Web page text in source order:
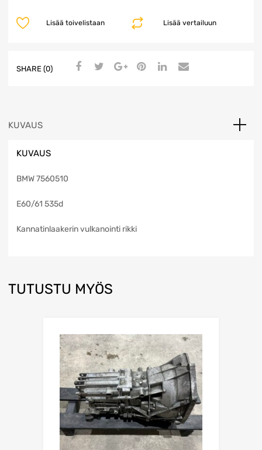
Lisää vertailuun
Lisää toivelistaan
SHARE (0)
KUVAUS
KUVAUS
BMW 7560510
E60/61 535d
Kannatinlaakerin vulkanointi rikki
TUTUSTU MYÖS